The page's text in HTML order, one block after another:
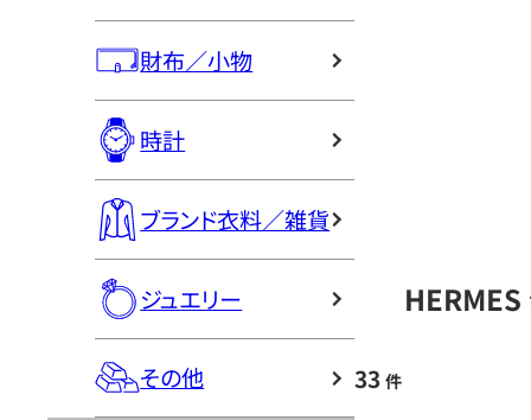
財布／小物
時計
ブランド衣料／雑貨
ジュエリー
その他
33 件